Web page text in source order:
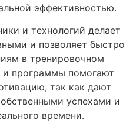
эффективностью.
и технологий делает
и позволяет быстро
в тренировочном
и программы помогают
так как дают
успехами и
времени.